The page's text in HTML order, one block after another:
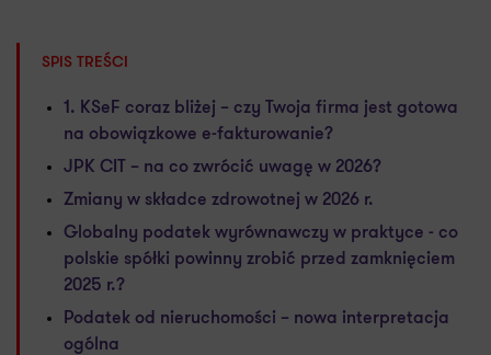
SPIS TREŚCI
1. KSeF coraz bliżej – czy Twoja firma jest gotowa
na obowiązkowe e-fakturowanie?
JPK CIT – na co zwrócić uwagę w 2026?
Zmiany w składce zdrowotnej w 2026 r.
Globalny podatek wyrównawczy w praktyce - co
polskie spółki powinny zrobić przed zamknięciem
2025 r.?
Podatek od nieruchomości – nowa interpretacja
ogólna